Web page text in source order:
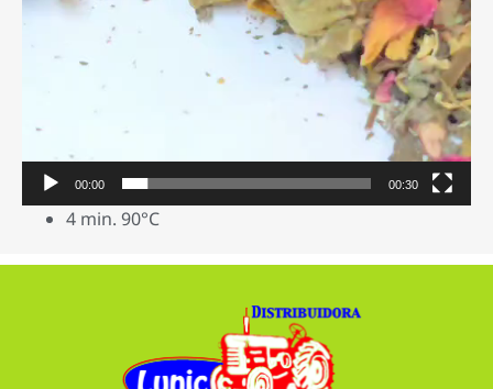
00:00 00:30
4 min. 90°C